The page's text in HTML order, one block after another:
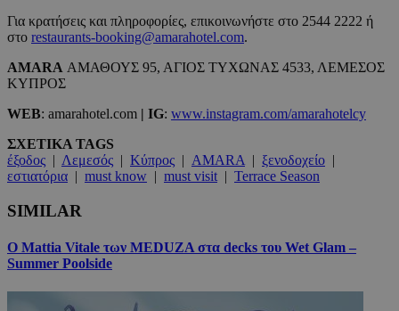
Για κρατήσεις και πληροφορίες, επικοινωνήστε στο 2544 2222 ή
στο restaurants-booking@amarahotel.com.
AMARA ΑΜΑΘΟΥΣ 95, ΑΓΙΟΣ ΤΥΧΩΝΑΣ 4533, ΛΕΜΕΣΟΣ
ΚΥΠΡΟΣ
WEB: amarahotel.com | IG: www.instagram.com/amarahotelcy
ΣΧΕΤΙΚΑ TAGS
έξοδος | Λεμεσός | Κύπρος | AMARA | ξενοδοχείο |
εστιατόρια | must know | must visit | Terrace Season
SIMILAR
Ο Mattia Vitale των MEDUZA στα decks του Wet Glam –
Summer Poolside